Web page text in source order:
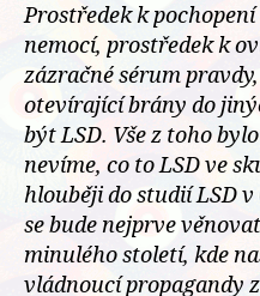
Prostředek k
nemocí, prostředek k
zázračné sérum
otevírající brány do
být LSD. Vše z toho
nevíme, co to LSD ve
hlouběji do studií LSD v
se bude nejprve
minulého století, kde
vládnoucí propagandy